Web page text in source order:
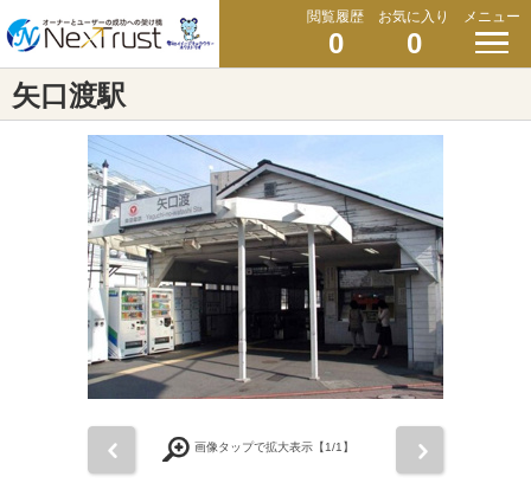
閲覧履歴
0
お気に入り
0
メニュー
矢口渡駅
画像タップで拡大表示【1/1】